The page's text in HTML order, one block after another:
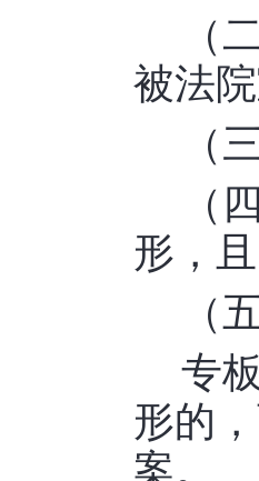
（
被法
（
（
形，
（
专
形的
案。